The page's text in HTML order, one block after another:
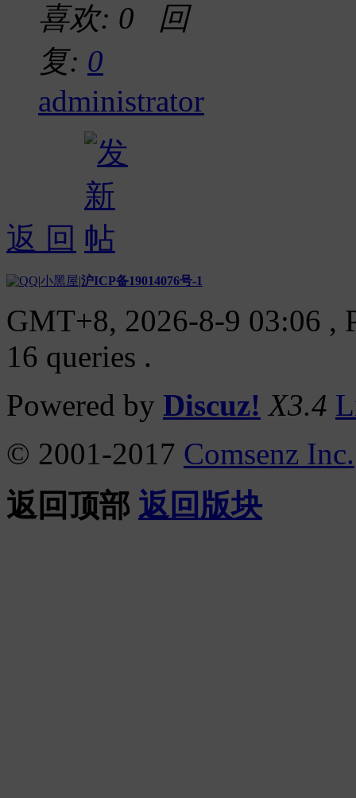
喜欢: 0 回
复: 0
administrator
返 回
|小黑屋|沪ICP备19014076号-1
GMT+8, 2026-8-9 03:06 ,
16 queries .
Powered by Discuz! X3.4
© 2001-2017 Comsenz Inc.
返回顶部 返回版块